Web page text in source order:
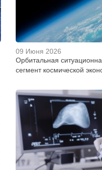
09 Июня 2026
Орбитальная
сегмент космической